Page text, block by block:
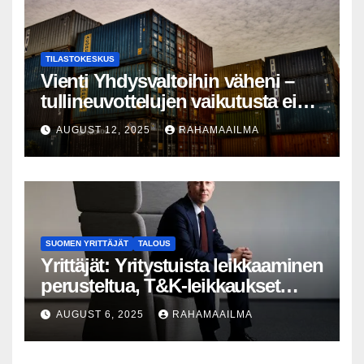
TILASTOKESKUS
Vienti Yhdysvaltoihin väheni –
tullineuvottelujen vaikutusta ei
silti näy
AUGUST 12, 2025 RAHAMAAILMA
SUOMEN YRITTÄJÄT TALOUS
Yrittäjät: Yritystuista leikkaaminen
perusteltua, T&K-leikkaukset
lyhytnäköistä kasvupolitiikkaa
AUGUST 6, 2025 RAHAMAAILMA